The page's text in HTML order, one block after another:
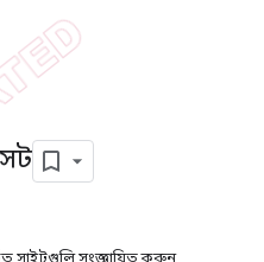
সাইটগুলি সংজ্ঞায়িত করুন